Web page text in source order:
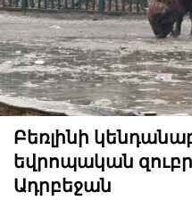
Բեռլինի
եվրոպական զուբր
Ադրբեջան